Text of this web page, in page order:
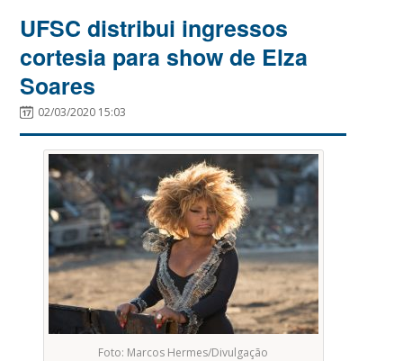
UFSC distribui ingressos
cortesia para show de Elza
Soares
02/03/2020 15:03
Foto: Marcos Hermes/Divulgação